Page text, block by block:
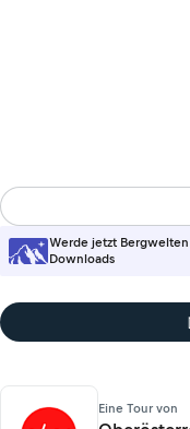
Werde jetzt
Downloads
Eine Tour von